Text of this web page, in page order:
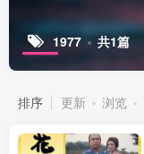
1977 共1篇
排序 更新 浏览